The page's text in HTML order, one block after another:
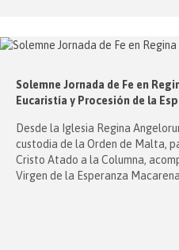
Solemne Jornada de Fe en
Eucaristía y Procesión de la
Desde la Iglesia Regina
custodia de la Orden de Malta,
Cristo Atado a la Columna,
Virgen de la Esperanza